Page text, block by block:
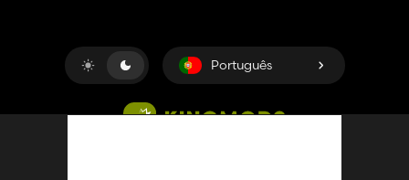
Português